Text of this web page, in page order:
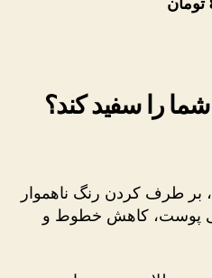
را سفید کند؟
بر طرف کردن رنگ ناهموار
پوست، کاهش خطوط و